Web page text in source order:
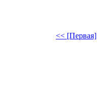
<< [Первая]